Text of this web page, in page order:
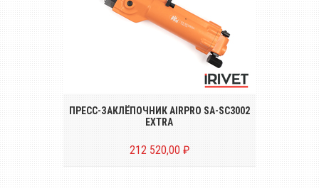
Пресс-заклёпочник для установки
заклёпок диаметром до Ø 4.8 на глубину
ПРЕСС-ЗАКЛЁПОЧНИК AIRPRO SA-SC3002
EXTRA
212 520,00 ₽